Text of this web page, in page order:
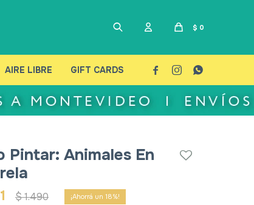
AIRE LIBRE GIFT CARDS
$ 0
  
Pintar: Animales En
$1.490 18